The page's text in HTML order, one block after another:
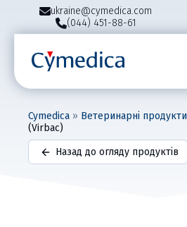
ukraine@cymedica.com
(044) 451-88-61
Cymedica » Ветеринарні продукти
(Virbac)
Назад до огляду продуктів